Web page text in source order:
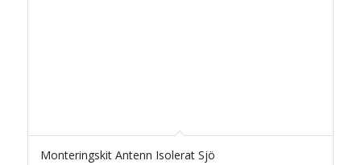
Monteringskit Antenn Isolerat Sjö